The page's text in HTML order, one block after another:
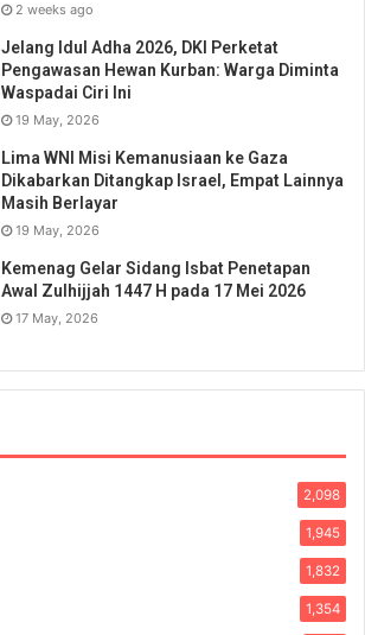
2 weeks ago
Jelang Idul Adha 2026, DKI Perketat
Pengawasan Hewan Kurban: Warga Diminta
Waspadai Ciri Ini
19 May, 2026
Lima WNI Misi Kemanusiaan ke Gaza
Dikabarkan Ditangkap Israel, Empat Lainnya
Masih Berlayar
19 May, 2026
Kemenag Gelar Sidang Isbat Penetapan
Awal Zulhijjah 1447 H pada 17 Mei 2026
17 May, 2026
2,098
1,945
1,832
1,354